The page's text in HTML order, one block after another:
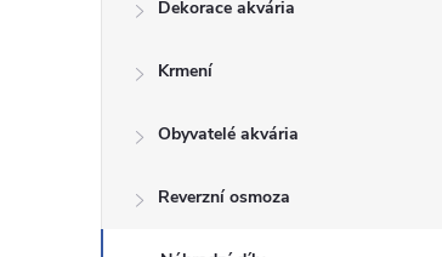
Dekorace akvária
Krmení
Obyvatelé akvária
Reverzní osmoza